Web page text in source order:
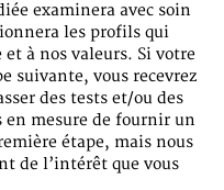
examinera avec soin
les profils qui
à nos valeurs. Si votre
suivante, vous recevrez
des tests et/ou des
en mesure de fournir un
étape, mais nous
de l’intérêt que vous